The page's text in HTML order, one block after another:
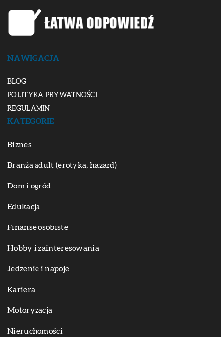
NAWIGACJA
BLOG
POLITYKA PRYWATNOŚCI
REGULAMIN
KATEGORIE
Biznes
Branża adult (erotyka, hazard)
Dom i ogród
Edukacja
Finanse osobiste
Hobby i zainteresowania
Jedzenie i napoje
Kariera
Motoryzacja
Nieruchomości